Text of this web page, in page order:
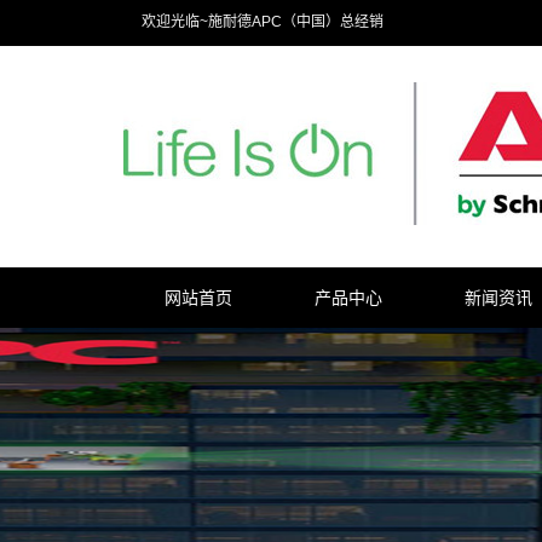
欢迎光临~施耐德APC（中国）总经销
网站首页 产品中心 新闻资讯